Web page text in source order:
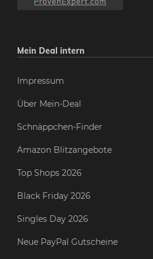
Mein Deal intern
Impressum
Über Mein-Deal
Schnäppchen-Finder
Amazon Blitzangebote
Top Shops 2026
Black Friday 2026
Singles Day 2026
Neue PayPal Gutscheine